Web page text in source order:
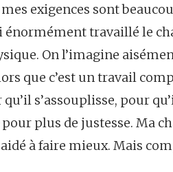
exigences sont
énormément travaillé le
On l’imagine
que c’est un travail
s’assouplisse, pour
plus de justesse. Ma
à faire mieux. Mais